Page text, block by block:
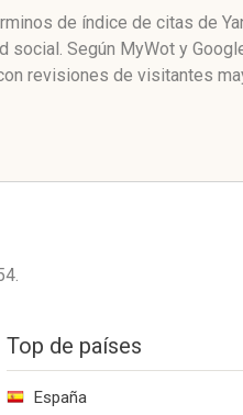
de índice de citas de
social. Según MyWot y
revisiones de visitantes
Top de países
España